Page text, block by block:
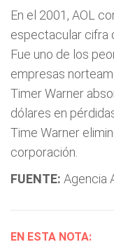
En el 2001, AOL
espectacular cifra
Fue uno de los
empresas
Timer Warner
dólares en
Time Warner
corporación.
FUENTE: Agencia
EN ESTA NOTA: